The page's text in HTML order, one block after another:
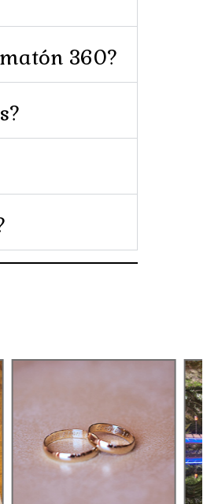
360?